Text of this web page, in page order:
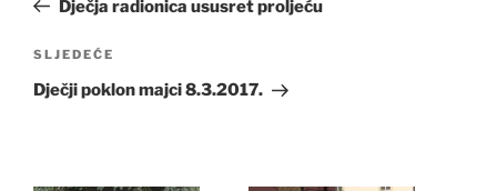
Dječja radionica ususret proljeću
Sljedeća
objava
SLJEDEĆE
Dječji poklon majci 8.3.2017.